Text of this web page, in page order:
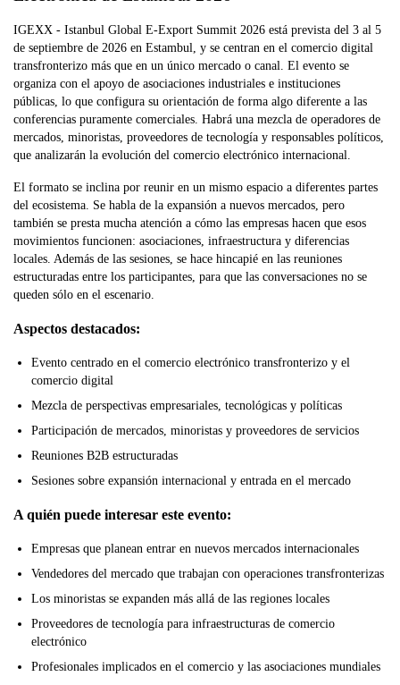
IGEXX - Istanbul Global E-Export Summit 2026 está prevista del 3 al 5
de septiembre de 2026 en Estambul, y se centran en el comercio digital
transfronterizo más que en un único mercado o canal. El evento se
organiza con el apoyo de asociaciones industriales e instituciones
públicas, lo que configura su orientación de forma algo diferente a las
conferencias puramente comerciales. Habrá una mezcla de operadores de
mercados, minoristas, proveedores de tecnología y responsables políticos,
que analizarán la evolución del comercio electrónico internacional.
El formato se inclina por reunir en un mismo espacio a diferentes partes
del ecosistema. Se habla de la expansión a nuevos mercados, pero
también se presta mucha atención a cómo las empresas hacen que esos
movimientos funcionen: asociaciones, infraestructura y diferencias
locales. Además de las sesiones, se hace hincapié en las reuniones
estructuradas entre los participantes, para que las conversaciones no se
queden sólo en el escenario.
Aspectos destacados:
Evento centrado en el comercio electrónico transfronterizo y el
comercio digital
Mezcla de perspectivas empresariales, tecnológicas y políticas
Participación de mercados, minoristas y proveedores de servicios
Reuniones B2B estructuradas
Sesiones sobre expansión internacional y entrada en el mercado
A quién puede interesar este evento:
Empresas que planean entrar en nuevos mercados internacionales
Vendedores del mercado que trabajan con operaciones transfronterizas
Los minoristas se expanden más allá de las regiones locales
Proveedores de tecnología para infraestructuras de comercio
electrónico
Profesionales implicados en el comercio y las asociaciones mundiales